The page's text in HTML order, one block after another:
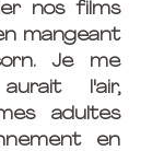
nos films
mangeant
Je me
l'air,
adultes
en